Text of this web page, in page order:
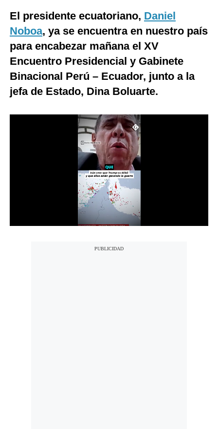
EEUU
España
Internacional
Tecnología
El presidente ecuatoriano, Daniel
Noboa, ya se encuentra en nuestro país
para encabezar mañana el XV
Encuentro Presidencial y Gabinete
Binacional Perú – Ecuador, junto a la
jefa de Estado, Dina Boluarte.